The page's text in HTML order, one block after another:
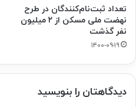
تعداد ثبت‌نام‌کنندگان در طرح
نهضت ملی مسکن از ٢ میلیون
نفر گذشت
۱۴۰۰-۰۹-۱۹
دیدگاهتان را بنویسید